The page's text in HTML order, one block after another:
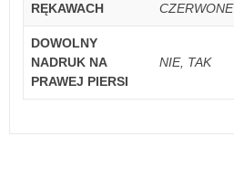
RĘKAWACH
CZERWONE
DOWOLNY
NADRUK NA
PRAWEJ PIERSI
NIE, TAK